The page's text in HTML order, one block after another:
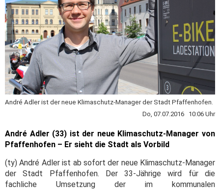
André Adler ist der neue Klimaschutz-Manager der Stadt Pfaffenhofen.
Do, 07.07.2016 10:06 Uhr
André Adler (33) ist der neue Klimaschutz-Manager von
Pfaffenhofen – Er sieht die Stadt als Vorbild
(ty) André Adler ist ab sofort der neue Klimaschutz-Manager
der Stadt Pfaffenhofen. Der 33-Jährige wird für die
fachliche Umsetzung der im kommunalen